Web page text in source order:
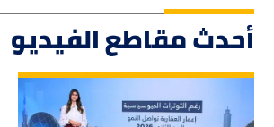
أحدث مقاطع الفيديو